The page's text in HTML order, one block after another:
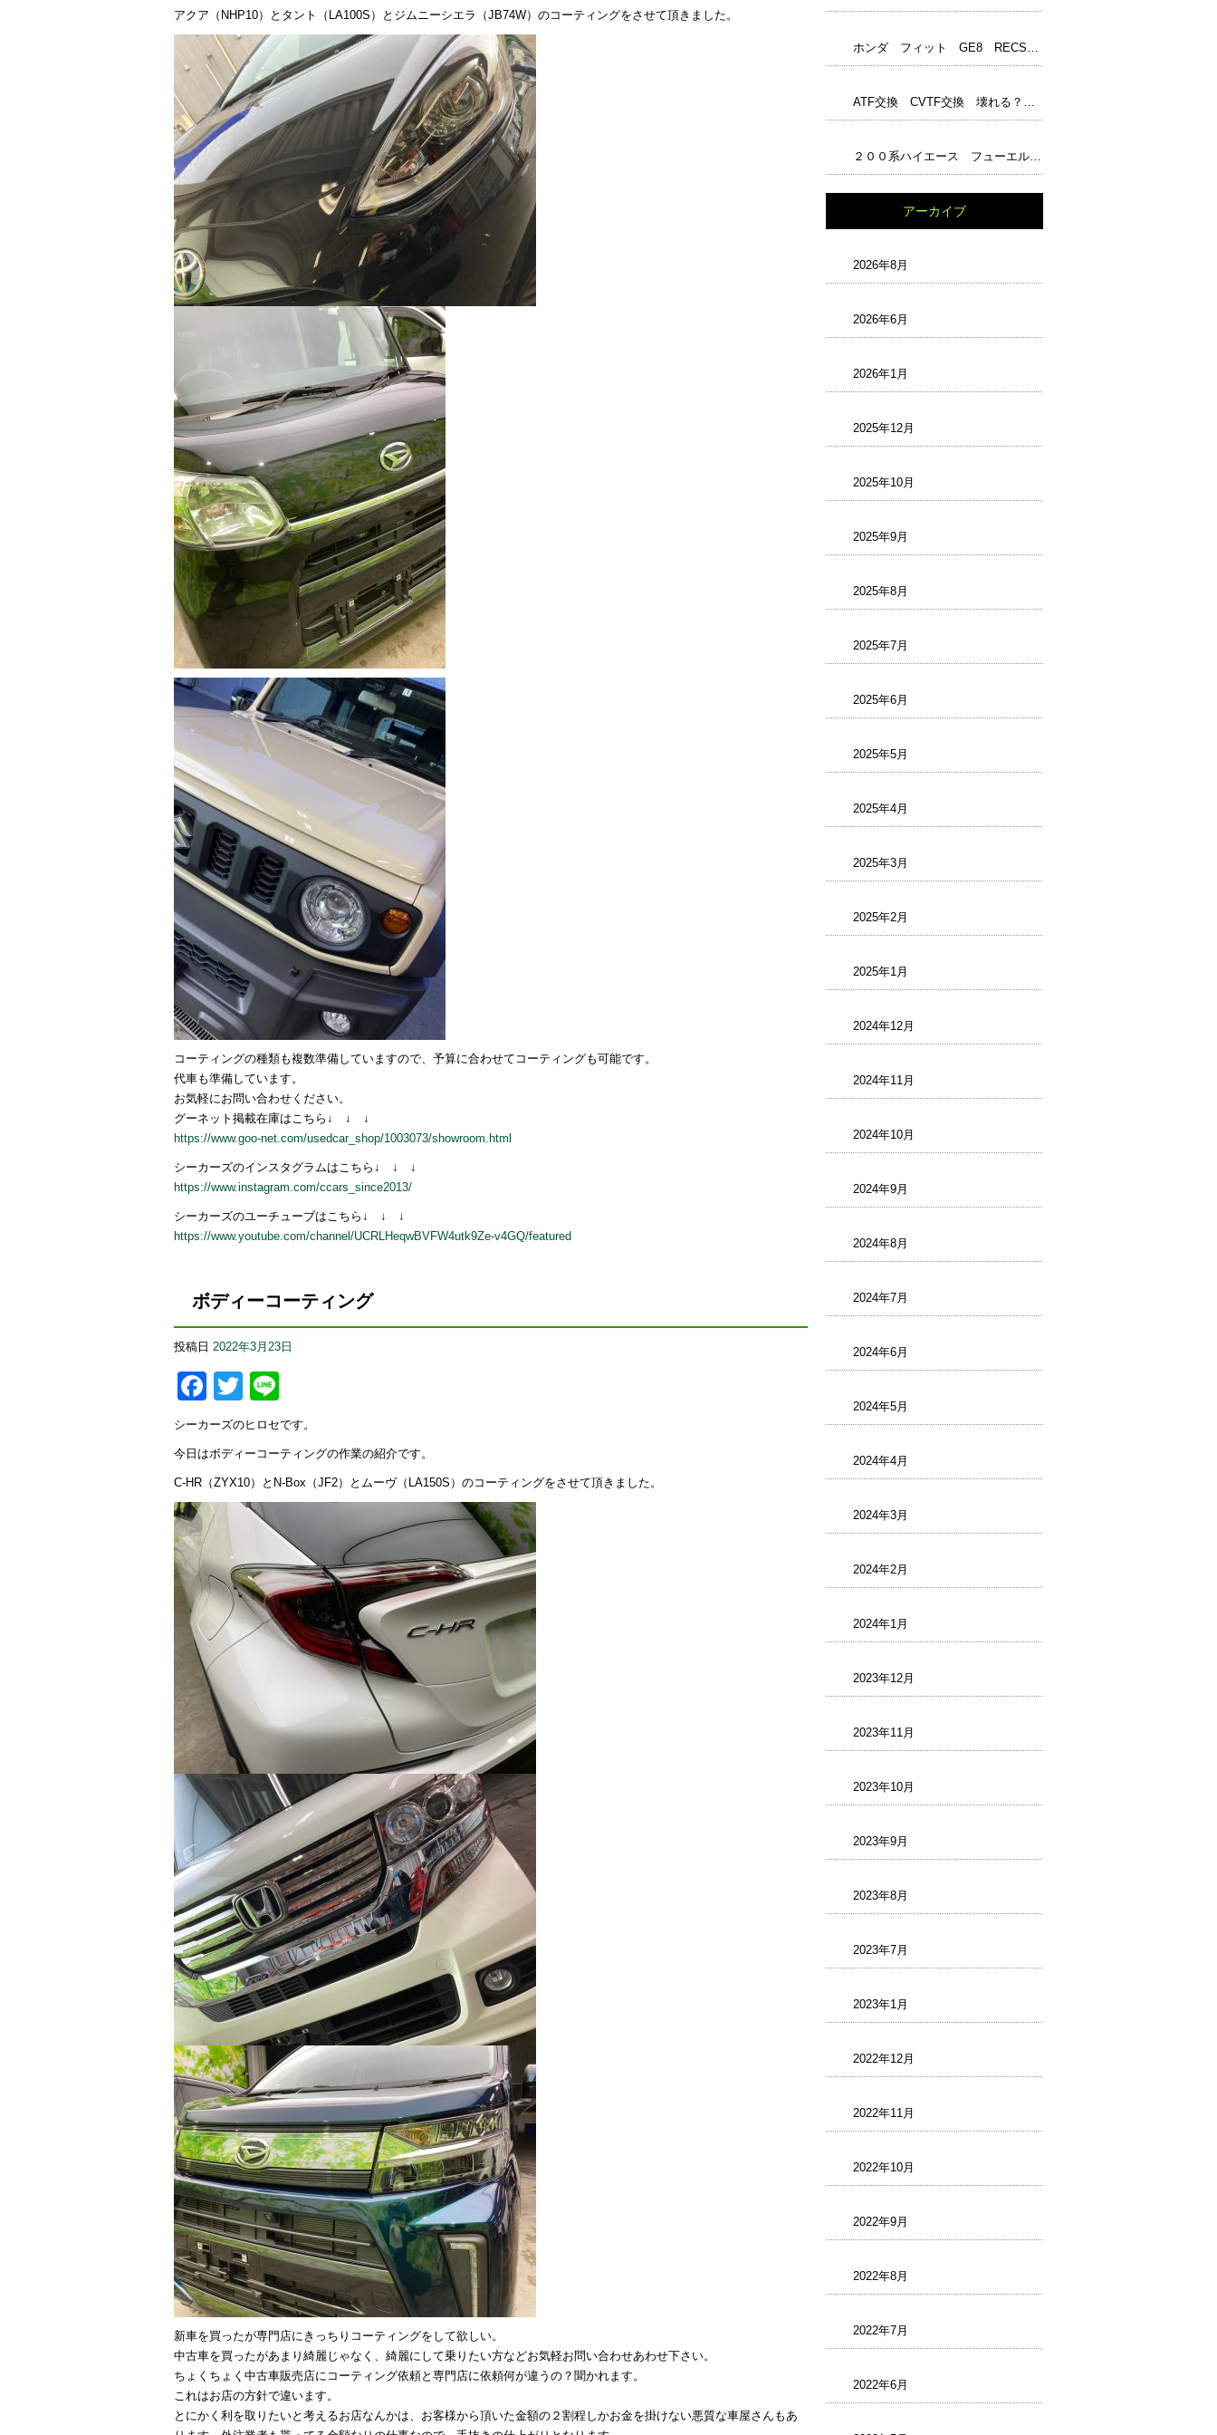
アクア（NHP10）とタント（LA100S）とジムニーシエラ（JB74W）のコーティングをさせて頂きました。
コーティングの種類も複数準備していますので、予算に合わせてコーティングも可能です。
代車も準備しています。
お気軽にお問い合わせください。
グーネット掲載在庫はこちら↓ ↓ ↓
https://www.goo-net.com/usedcar_shop/1003073/showroom.html
シーカーズのインスタグラムはこちら↓ ↓ ↓
https://www.instagram.com/ccars_since2013/
シーカーズのユーチューブはこちら↓ ↓ ↓
https://www.youtube.com/channel/UCRLHeqwBVFW4utk9Ze-v4GQ/featured
ボディーコーティング
投稿日 2022年3月23日
Facebook
Twitter
シーカーズのヒロセです。
今日はボディーコーティングの作業の紹介です。
C-HR（ZYX10）とN-Box（JF2）とムーヴ（LA150S）のコーティングをさせて頂きました。
新車を買ったが専門店にきっちりコーティングをして欲しい。
中古車を買ったがあまり綺麗じゃなく、綺麗にして乗りたい方などお気軽お問い合わせあわせ下さい。
ちょくちょく中古車販売店にコーティング依頼と専門店に依頼何が違うの？聞かれます。
これはお店の方針で違います。
とにかく利を取りたいと考えるお店なんかは、お客様から頂いた金額の２割程しかお金を掛けない悪質な車屋さんもあ
ホンダ フィット GE8 RECS フューエル１ジャンボ アンチエイジングオイル エンジンパワーシールド レックス ワコーズ WAKO‘S
ATF交換 CVTF交換 壊れる？ 嘘？本当？ トルコン太郎完璧？ 最強？ 正しい知識と解説 過走行
２００系ハイエース フューエルフィルター交換 チェックランプ
アーカイブ
2026年8月
2026年6月
2026年1月
2025年12月
2025年10月
2025年9月
2025年8月
2025年7月
2025年6月
2025年5月
2025年4月
2025年3月
2025年2月
2025年1月
2024年12月
2024年11月
2024年10月
2024年9月
2024年8月
2024年7月
2024年6月
2024年5月
2024年4月
2024年3月
2024年2月
2024年1月
2023年12月
2023年11月
2023年10月
2023年9月
2023年8月
2023年7月
2023年1月
2022年12月
2022年11月
2022年10月
2022年9月
2022年8月
2022年7月
2022年6月